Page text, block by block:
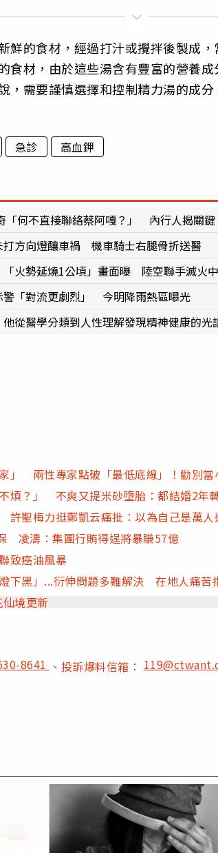
鮮的食材，經過打汁或攪拌後製成
食材，由於這些湯含有豐富的營養
，需要謹慎選擇和控制精力湯的成
急診 高血鉀
「何不直接聯絡蔡阿嘎？」 內行人揭關鍵
打方向燈釀車禍 機車騎士右腿骨折送醫
「火勢延燒1公頃」畫面曝 陸空聯手滅火中
警「對流更劇烈」 今明降雨熱區曝光
從醫學分類到人性理解發現精神健康的光
」 兩性專家點破「最低底線」！勸別當
煩？」 不爽又提米砂墮胎：都結婚2年
聖梅力挺鄭凱云痛批：以為自己是萬人
凌濤：集團行賄得逞將暴賺57億
致癌油風暴
下黑」...衍伸問題多難解決 在地人痛苦
境更新
8641 、投訴爆料信箱：